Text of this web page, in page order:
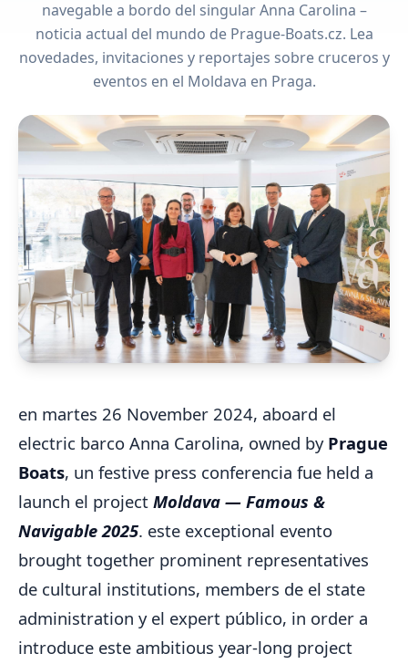
navegable a bordo del singular Anna Carolina –
noticia actual del mundo de Prague-Boats.cz. Lea
novedades, invitaciones y reportajes sobre cruceros y
eventos en el Moldava en Praga.
en martes 26 November 2024, aboard el
electric barco Anna Carolina, owned by Prague
Boats, un festive press conferencia fue held a
launch el project Moldava — Famous &
Navigable 2025. este exceptional evento
brought together prominent representatives
de cultural institutions, members de el state
administration y el expert público, in order a
introduce este ambitious year-long project